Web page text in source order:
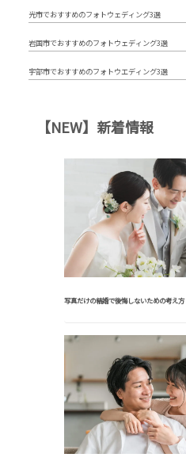
光市でおすすめのフォトウェディング3選
岩国市でおすすめのフォトウェディング3選
宇部市でおすすめのフォトウエディング3選
【NEW】新着情報
写真だけの結婚で後悔しないための考え方